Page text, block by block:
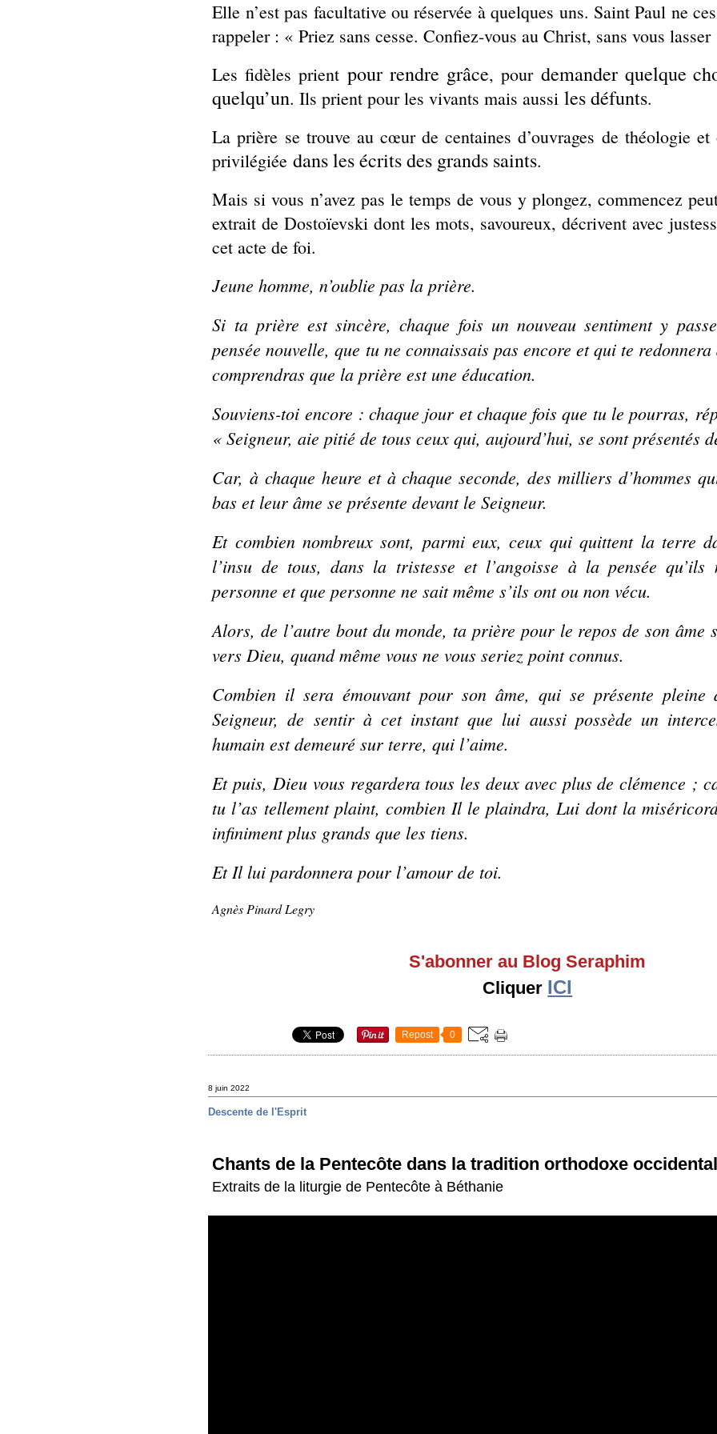
Elle n’est pas facultative ou réservée à quelques uns. Saint Paul ne
rappeler : « Priez sans cesse. Confiez-vous au Christ, sans vous
Les fidèles prientpour rendre grâce, pour demander quelque
quelqu’un. Ils prient pour les vivants mais aussiles défunts.
La prière se trouve au cœur de centaines d’ouvrages de théologie et
privilégiéedans les écrits des grands saints.
Mais si vous n’avez pas le temps de vous y plongez, commencez
extrait de Dostoïevski dont les mots, savoureux, décrivent avec
cet acte de foi.
Jeune homme, n’oublie pas la prière.
Si ta prière est sincère, chaque fois un nouveau sentiment y
pensée nouvelle, que tu ne connaissais pas encore et qui te
comprendras que la prière est une éducation.
Souviens-toi encore : chaque jour et chaque fois que tu le pourras,
« Seigneur, aie pitié de tous ceux qui, aujourd’hui, se sont présentés
Car, à chaque heure et à chaque seconde, des milliers d’hommes
bas et leur âme se présente devant le Seigneur.
Et combien nombreux sont, parmi eux, ceux qui quittent la terre
l’insu de tous, dans la tristesse et l’angoisse à la pensée qu’ils
personne et que personne ne sait même s’ils ont ou non vécu.
Alors, de l’autre bout du monde, ta prière pour le repos de son âme
vers Dieu, quand même vous ne vous seriez point connus.
Combien il sera émouvant pour son âme, qui se présente pleine
Seigneur, de sentir à cet instant que lui aussi possède un
humain est demeuré sur terre, qui l’aime.
Et puis, Dieu vous regardera tous les deux avec plus de clémence ;
tu l’as tellement plaint, combien Il le plaindra, Lui dont la
infiniment plus grands que les tiens.
Et Il lui pardonnera pour l’amour de toi.
Agnès Pinard Legry
S'abonner au Blog Seraphim
Cliquer ICI
Repost 0
8 juin 2022
Descente de l'Esprit
Chants de la Pentecôte dans la tradition orthodoxe
Extraits de la liturgie de Pentecôte à Béthanie